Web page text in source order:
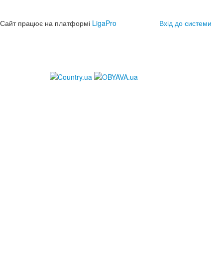
Сайт працює на платформі LigaPro Вхід до системи